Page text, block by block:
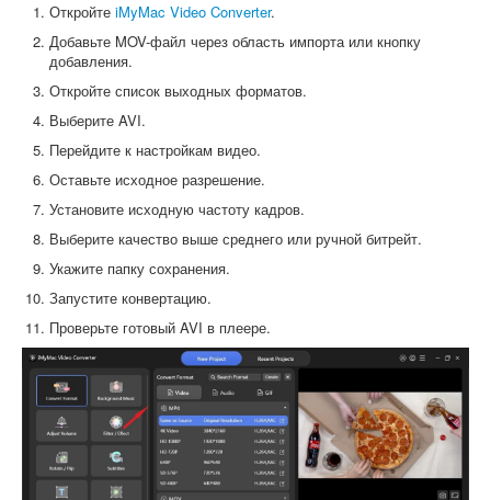
Откройте iMyMac Video Converter.
Добавьте MOV-файл через область импорта или кнопку
добавления.
Откройте список выходных форматов.
Выберите AVI.
Перейдите к настройкам видео.
Оставьте исходное разрешение.
Установите исходную частоту кадров.
Выберите качество выше среднего или ручной битрейт.
Укажите папку сохранения.
Запустите конвертацию.
Проверьте готовый AVI в плеере.